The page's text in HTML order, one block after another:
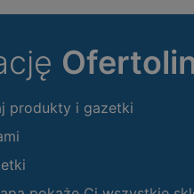
produkty i gazetki